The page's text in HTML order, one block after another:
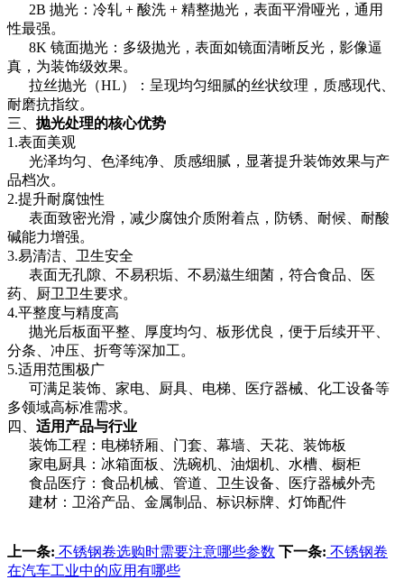
2B 抛光：冷轧 + 酸洗 + 精整抛光，表面平滑哑光，通用
性最强。
8K 镜面抛光：多级抛光，表面如镜面清晰反光，影像逼
真，为装饰级效果。
拉丝抛光（HL）：呈现均匀细腻的丝状纹理，质感现代、
耐磨抗指纹。
三、 抛光处理的核心优势
1.表面美观
光泽均匀、色泽纯净、质感细腻，显著提升装饰效果与产
品档次。
2.提升耐腐蚀性
表面致密光滑，减少腐蚀介质附着点，防锈、耐候、耐酸
碱能力增强。
3.易清洁、卫生安全
表面无孔隙、不易积垢、不易滋生细菌，符合食品、医
药、厨卫卫生要求。
4.平整度与精度高
抛光后板面平整、厚度均匀、板形优良，便于后续开平、
分条、冲压、折弯等深加工。
5.适用范围极广
可满足装饰、家电、厨具、电梯、医疗器械、化工设备等
多领域高标准需求。
四、 适用产品与行业
装饰工程：电梯轿厢、门套、幕墙、天花、装饰板
家电厨具：冰箱面板、洗碗机、油烟机、水槽、橱柜
食品医疗：食品机械、管道、卫生设备、医疗器械外壳
建材：卫浴产品、金属制品、标识标牌、灯饰配件
上一条: 不锈钢卷选购时需要注意哪些参数 下一条: 不锈钢卷
在汽车工业中的应用有哪些